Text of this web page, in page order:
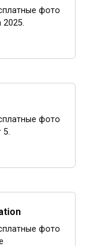
фото
2025.
фото
5.
фото